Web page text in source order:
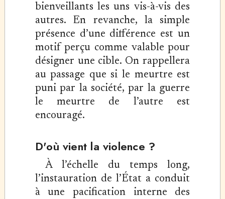
bienveillants les uns vis-à-vis des
autres. En revanche, la simple
présence d’une différence est un
motif perçu comme valable pour
désigner une cible. On rappellera
au passage que si le meurtre est
puni par la société, par la guerre
le meurtre de l’autre est
encouragé.
D'où vient la violence ?
À l’échelle du temps long,
l’instauration de l’État a conduit
à une pacification interne des